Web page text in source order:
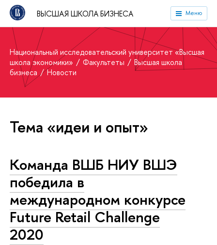
ВЫСШАЯ ШКОЛА БИЗНЕСА Меню
Национальный исследовательский университет «Высшая
школа экономики»
Факультеты
Высшая школа
бизнеса
Новости
Тема «идеи и опыт»
Команда ВШБ НИУ ВШЭ
победила в
международном конкурсе
Future Retail Challenge
2020